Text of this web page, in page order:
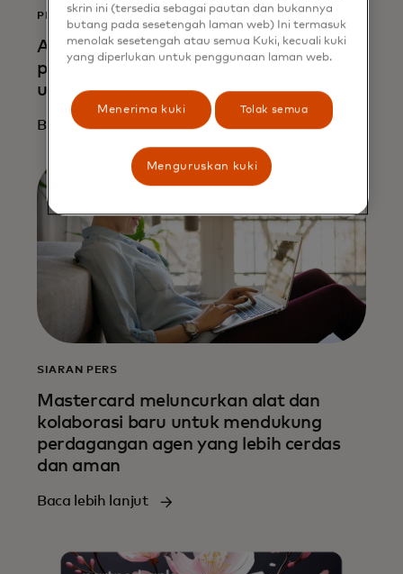
PENJELASAN
Apa yang dimaksud dengan
perdagangan agen? Panduan Anda
untuk ritel berbantuan AI
Baca lebih lanjut
SIARAN PERS
Mastercard meluncurkan alat dan
kolaborasi baru untuk mendukung
perdagangan agen yang lebih cerdas
dan aman
Baca lebih lanjut
skrin ini (tersedia sebagai pautan dan bukannya
butang pada sesetengah laman web) Ini termasuk
menolak sesetengah atau semua Kuki, kecuali kuki
yang diperlukan untuk penggunaan laman web.
Menerima kuki Tolak semua
Menguruskan kuki